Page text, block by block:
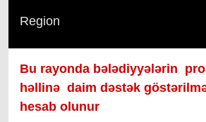
Region
Bu rayonda bələdiyyələrin
həllinə daim dəstək
hesab olunur